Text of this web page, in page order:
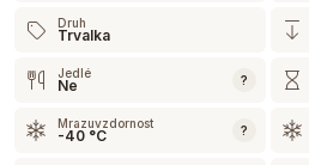
Druh
Trvalka
Jedlé
Ne ?
Mrazuvzdornost
-40 °C ?